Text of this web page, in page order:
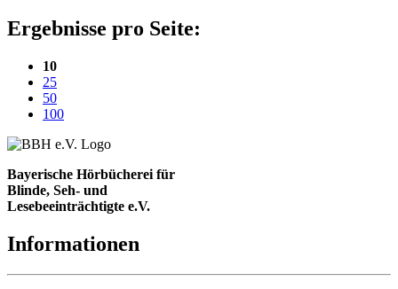
Ergebnisse pro Seite:
10(aktuelle Einstellung)
25
50
100
Bayerische Hörbücherei für
Blinde, Seh- und
Lesebeeinträchtigte e.V.
Informationen